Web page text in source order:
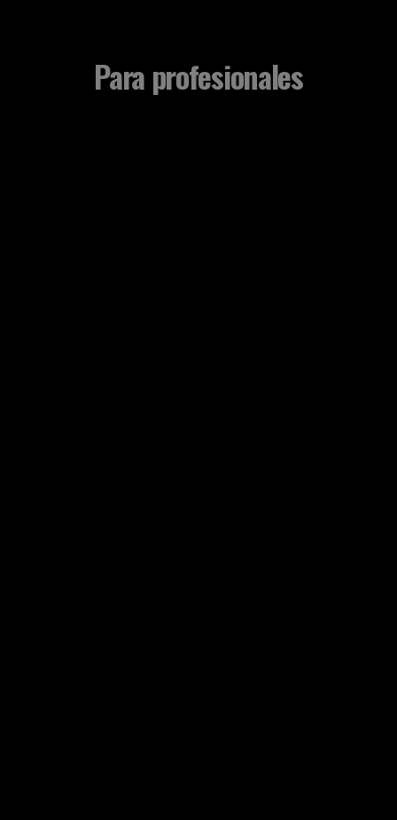
Para profesionales